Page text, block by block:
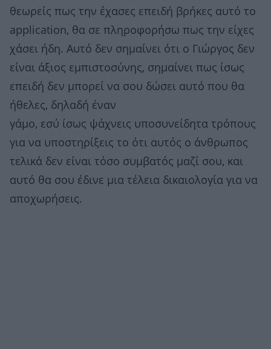
θεωρείς πως την έχασες επειδή βρήκες αυτό το
application, θα σε πληροφορήσω πως την είχες
χάσει ήδη. Αυτό δεν σημαίνει ότι ο Γιώργος δεν
είναι άξιος εμπιστοσύνης, σημαίνει πως ίσως
επειδή δεν μπορεί να σου δώσει αυτό που θα
ήθελες, δηλαδή έναν
γάμο, εσύ ίσως ψάχνεις υποσυνείδητα τρόπους
για να υποστηρίξεις το ότι αυτός ο άνθρωπος
τελικά δεν είναι τόσο συμβατός μαζί σου, και
αυτό θα σου έδινε μια τέλεια δικαιολογία για να
αποχωρήσεις.